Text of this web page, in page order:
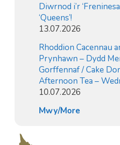
Diwrnod i’r
‘Queens’!
13.07.2026
Rhoddion Cacennau
Prynhawn – Dydd
Gorffennaf / Cake
Afternoon Tea –
10.07.2026
Mwy/More